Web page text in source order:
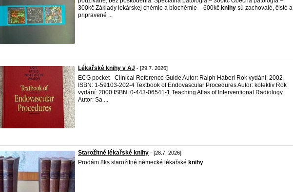
300kč Základy lekárskej chémie a biochémie – 600kč knihy sú zachovalé, čisté a
pripravené ...
Lékařské knihy v AJ - [29.7. 2026]
ECG pocket - Clinical Reference Guide Autor: Ralph Haberl Rok vydání: 2002
ISBN: 1-59103-202-4 Textbook of Endovascular Procedures Autor: kolektiv Rok
vydání: 2000 ISBN: 0-443-06541-1 Teaching Atlas of Interventional Radiology
Autor: Sa ...
Starožitné lékařské knihy - [28.7. 2026]
Prodám 8ks starožitné německé lékařské knihy